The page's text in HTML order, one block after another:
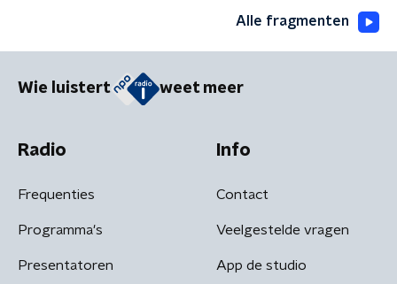
Alle fragmenten
Wie luistert weet meer
Radio
Frequenties
Programma's
Presentatoren
Info
Contact
Veelgestelde vragen
App de studio